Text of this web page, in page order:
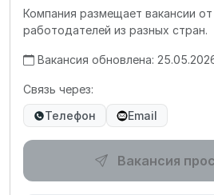
Компания размещает вакансии
работодателей из разных стран.
Вакансия обновлена:
Связь через:
Телефон
Email
Вакансия